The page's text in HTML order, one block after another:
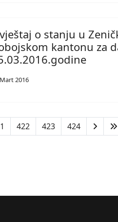
o stanju u
kantonu za
2016
422 423 424